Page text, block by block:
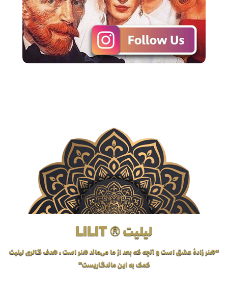
لیلیت ® LILIT
“هنر زادهٔ عشق است و آنچه که بعد از ما می‌ماند هنر است، هدف گالری لیلیت
کمک به این ماندگاریست”